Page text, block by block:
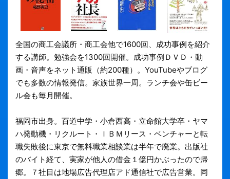
全国の商工会議所・商工会他で1600回、成功事例を紹介
する講師。勉強会を1300回開催。成功事例ＤＶＤ・動
画・音声をネット通販（約200種）。YouTubeやブログ
でも多数の情報発信。家族世界一周。ランチ会や缶ビー
ル会も毎月開催。
福岡市出身。百道中学・小倉西高・立命館大学卒・ヤマ
ハ発動機・リクルート・ＩＢＭリース・ベンチャーと転
職失敗後に東京で無料職業相談業は半年で廃業。出版社
のバイト経て、実家が他人の借金１億円かぶったので帰
郷。７社目は地場広告代理店アド通信社で広告営業。同